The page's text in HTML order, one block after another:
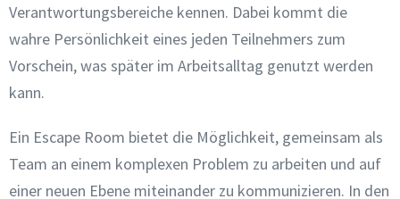
Verantwortungsbereiche kennen. Dabei kommt die
wahre Persönlichkeit eines jeden Teilnehmers zum
Vorschein, was später im Arbeitsalltag genutzt werden
kann.
Ein Escape Room bietet die Möglichkeit, gemeinsam als
Team an einem komplexen Problem zu arbeiten und auf
einer neuen Ebene miteinander zu kommunizieren. In den